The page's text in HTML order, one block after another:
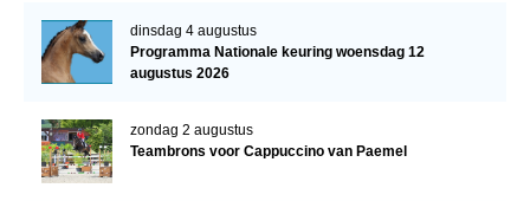
Regionale Keuringen
Nationale Keuring
ABOP
dinsdag 4 augustus
Programma Nationale keuring woensdag 12
augustus 2026
zondag 2 augustus
Teambrons voor Cappuccino van Paemel